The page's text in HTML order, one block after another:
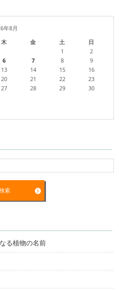
年8月
木 金 土 日
1
2
6 7 8
9
13 14 15
16
20 21 22
23
27 28 29
30
る植物の名前